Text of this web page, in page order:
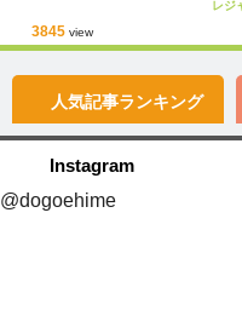
3845 view
レジ
人気記事ランキング
Instagram
@dogoehime